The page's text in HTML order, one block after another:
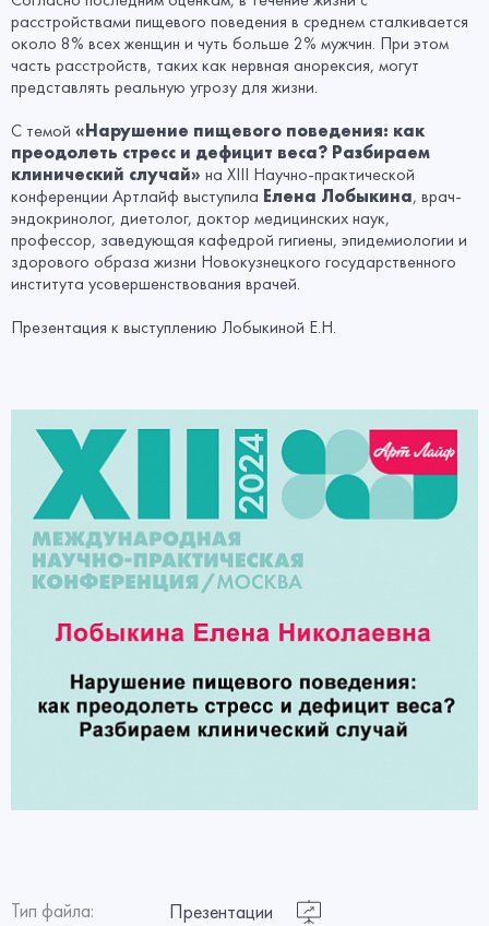
расстройствами пищевого поведения в среднем сталкивается
около 8% всех женщин и чуть больше 2% мужчин. При этом
часть расстройств, таких как нервная анорексия, могут
представлять реальную угрозу для жизни.
С темой «Нарушение пищевого поведения: как
преодолеть стресс и дефицит веса? Разбираем
клинический случай» на XIII Научно-практической
конференции Артлайф выступила Елена Лобыкина, врач-
эндокринолог, диетолог, доктор медицинских наук,
профессор, заведующая кафедрой гигиены, эпидемиологии и
здорового образа жизни Новокузнецкого государственного
института усовершенствования врачей.
Презентация к выступлению Лобыкиной Е.Н.
Тип файла:
Презентации